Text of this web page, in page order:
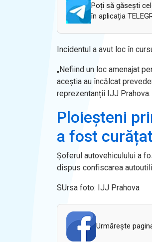
Poți să găsești
în aplicația
Incidentul a avut loc în
„Nefiind un loc amenajat
aceștia au încălcat
reprezentanții IJJ Prahova.
Ploieșteni
a fost
Șoferul autovehiculului a
dispus confiscarea
SUrsa foto: IJJ Prahova
Urmăreşte